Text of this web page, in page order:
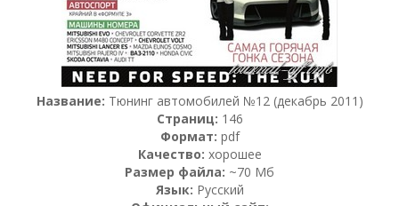
Название: Тюнинг автомобилей №12 (декабрь 2011)
Страниц: 146
Формат: pdf
Качество: хорошее
Размер файла: ~70 Мб
Язык: Русский